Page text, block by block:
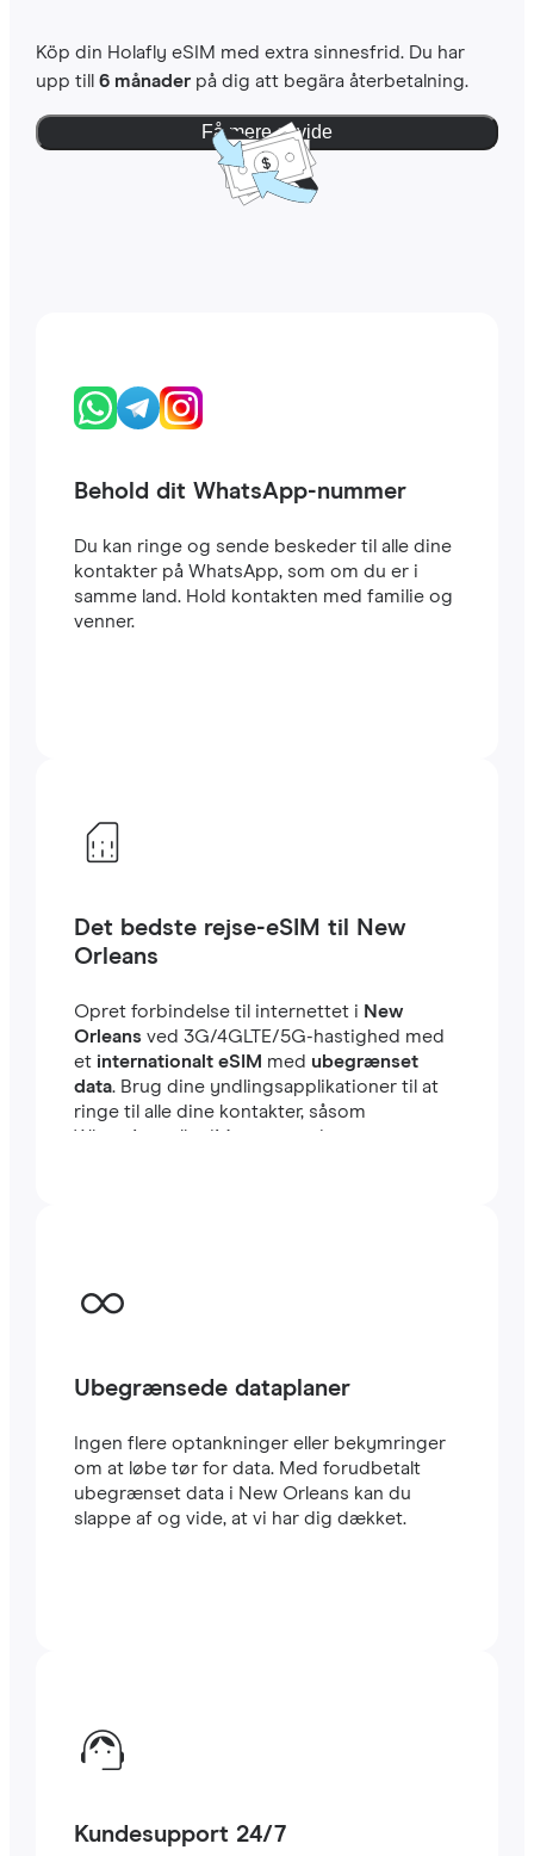
Köp din Holafly eSIM med extra sinnesfrid. Du har
upp till 6 månaderpå dig att begära återbetalning.
Få mere at vide
Behold dit WhatsApp-nummer
Du kan ringe og sende beskeder til alle dine
kontakter på WhatsApp, som om du er i
samme land. Hold kontakten med familie og
venner.
Det bedste rejse-eSIM til New
Orleans
Opret forbindelse til internettet i New
Orleansved 3G/4GLTE/5G-hastighed med
et internationalt eSIM med ubegrænset
data. Brug dine yndlingsapplikationer til at
ringe til alle dine kontakter, såsom
WhatsApp eller iMessage, uden
modtage en QR-kode i din e-mail. Scan den
Orleans. Det er alt.
Ubegrænsede dataplaner
Ingen flere optankninger eller bekymringer
om at løbe tør for data. Med forudbetalt
ubegrænset data i New Orleans kan du
slappe af og vide, at vi har dig dækket.
Kundesupport 24/7